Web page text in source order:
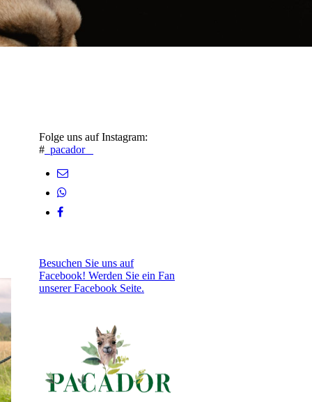
Folge uns auf Instagram:
# _pacador_
Besuchen Sie uns auf
Facebook! Werden Sie ein Fan
unserer Facebook Seite.